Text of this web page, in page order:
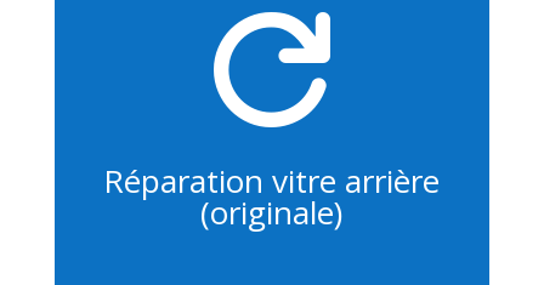

Réparation vitre arrière
(originale)